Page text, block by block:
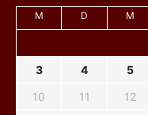
M D M
3
4 5
10
11 12